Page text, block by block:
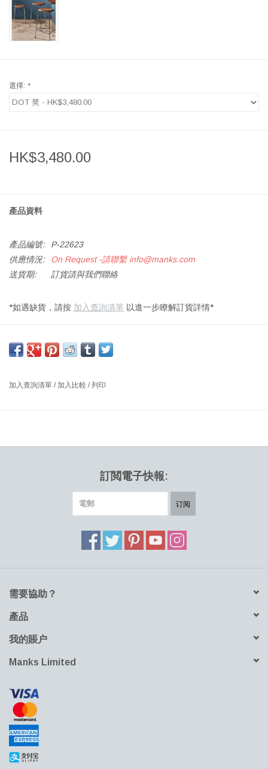
選擇: *
HK$3,480.00
產品資料
產品編號:
P-22623
供應情況:
On Request -請聯繫info@manks.com
送貨期:
訂貨請與我們聯絡
*如遇缺貨，請按 加入查詢清單 以進一步瞭解訂貨詳情*
尺寸：長 34 x 寬 34 x 高 46 厘米
Arne Jacobsen 設計的優雅、極簡座椅，可用作辦公室或家中的核
加入查詢清單 / 加入比較 /列印
訂閲電子快報:
订阅
需要協助？
產品
我的賬户
Manks Limited